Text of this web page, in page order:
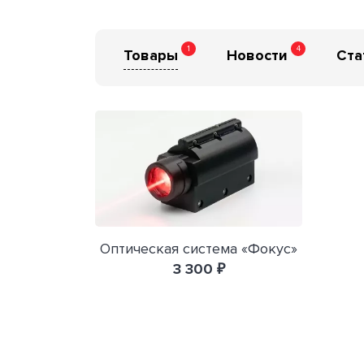
Товары 1 Новости 4
Оптическая система «Фокус»
3 300 ₽